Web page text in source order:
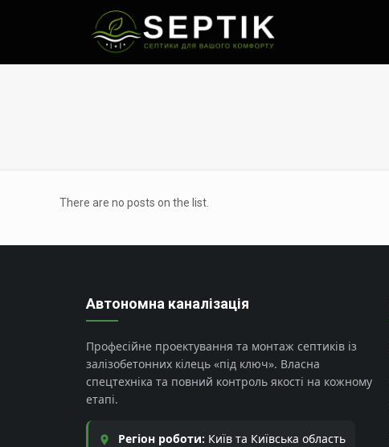
There are no posts on the list.
Автономна каналізація
Професійне проектування та монтаж септиків із
залізобетонних кілець «під ключ». Власна
спецтехніка та повний контроль якості на кожному
етапі.
Регіон роботи: Київ та Київська область